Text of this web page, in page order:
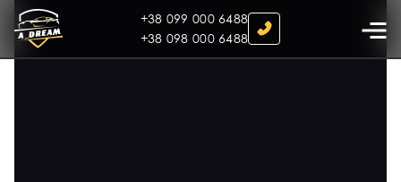
+38 099 000 6488
+38 098 000 6488